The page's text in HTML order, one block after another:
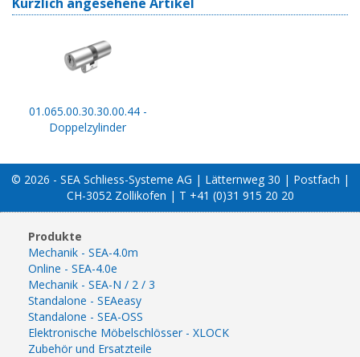
01.065.00.30.30.00.44 -
Doppelzylinder
© 2026 - SEA Schliess-Systeme AG | Lätternweg 30 | Postfach |
CH-3052 Zollikofen | T +41 (0)31 915 20 20
Produkte
Mechanik - SEA-4.0m
Online - SEA-4.0e
Mechanik - SEA-N / 2 / 3
Standalone - SEAeasy
Standalone - SEA-OSS
Elektronische Möbelschlösser - XLOCK
Zubehör und Ersatzteile